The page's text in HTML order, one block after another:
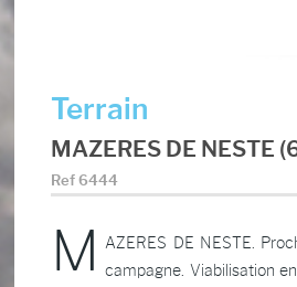
Terrain
MAZERES DE NESTE
Ref 6444
M AZERES DE NESTE.
campagne. Viabilisation